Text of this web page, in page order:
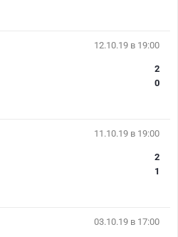
12.10.19 в 19:00
2
0
11.10.19 в 19:00
2
1
03.10.19 в 17:00